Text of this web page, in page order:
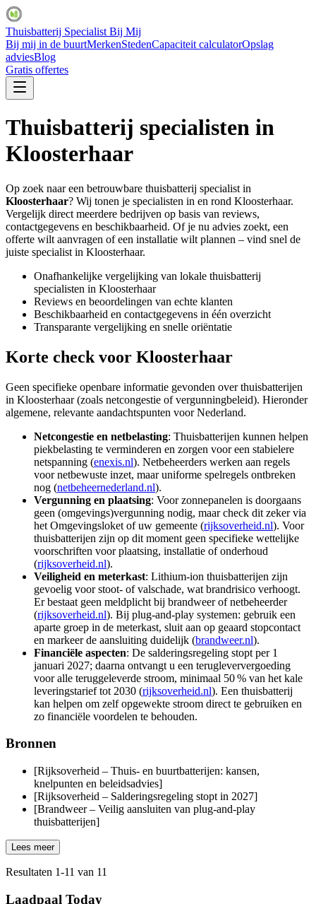
Thuisbatterij Specialist Bij Mij
Bij mij in de buurtMerkenStedenCapaciteit calculatorOpslag
adviesBlog
Gratis offertes
Thuisbatterij specialisten in
Kloosterhaar
Op zoek naar een betrouwbare thuisbatterij specialist in
Kloosterhaar? Wij tonen je specialisten in en rond Kloosterhaar.
Vergelijk direct meerdere bedrijven op basis van reviews,
contactgegevens en beschikbaarheid. Of je nu advies zoekt, een
offerte wilt aanvragen of een installatie wilt plannen – vind snel de
juiste specialist in Kloosterhaar.
Onafhankelijke vergelijking van lokale thuisbatterij
specialisten in Kloosterhaar
Reviews en beoordelingen van echte klanten
Beschikbaarheid en contactgegevens in één overzicht
Transparante vergelijking en snelle oriëntatie
Korte check voor Kloosterhaar
Geen specifieke openbare informatie gevonden over thuisbatterijen
in Kloosterhaar (zoals netcongestie of vergunningbeleid). Hieronder
algemene, relevante aandachtspunten voor Nederland.
Netcongestie en netbelasting: Thuisbatterijen kunnen helpen
piekbelasting te verminderen en zorgen voor een stabielere
netspanning (enexis.nl). Netbeheerders werken aan regels
voor netbewuste inzet, maar uniforme spelregels ontbreken
nog (netbeheernederland.nl).
Vergunning en plaatsing: Voor zonnepanelen is doorgaans
geen (omgevings)vergunning nodig, maar check dit zeker via
het Omgevingsloket of uw gemeente (rijksoverheid.nl). Voor
thuisbatterijen zijn op dit moment geen specifieke wettelijke
voorschriften voor plaatsing, installatie of onderhoud
(rijksoverheid.nl).
Veiligheid en meterkast: Lithium-ion thuisbatterijen zijn
gevoelig voor stoot- of valschade, wat brandrisico verhoogt.
Er bestaat geen meldplicht bij brandweer of netbeheerder
(rijksoverheid.nl). Bij plug-and-play systemen: gebruik een
aparte groep in de meterkast, sluit aan op geaard stopcontact
en markeer de aansluiting duidelijk (brandweer.nl).
Financiële aspecten: De salderingsregeling stopt per 1
januari 2027; daarna ontvangt u een terugleververgoeding
voor alle teruggeleverde stroom, minimaal 50 % van het kale
leveringstarief tot 2030 (rijksoverheid.nl). Een thuisbatterij
kan helpen om zelf opgewekte stroom direct te gebruiken en
zo financiële voordelen te behouden.
Bronnen
[Rijksoverheid – Thuis- en buurtbatterijen: kansen,
knelpunten en beleidsadvies]
[Rijksoverheid – Salderingsregeling stopt in 2027]
[Brandweer – Veilig aansluiten van plug-and-play
thuisbatterijen]
Lees meer
Resultaten 1-11 van 11
Laadpaal Today